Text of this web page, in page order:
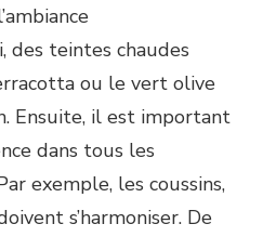
des teintes chaudes
ou le vert olive
Ensuite, il est important
dans tous les
exemple, les coussins,
s’harmoniser. De